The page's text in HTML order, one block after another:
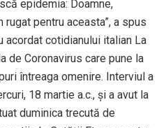
epidemia: Doamne,
pentru aceasta”, a spus
acordat cotidianului italian La
de Coronavirus care pune la
întreaga omenire. Interviul a
18 martie a.c., și a avut la
duminica trecută de